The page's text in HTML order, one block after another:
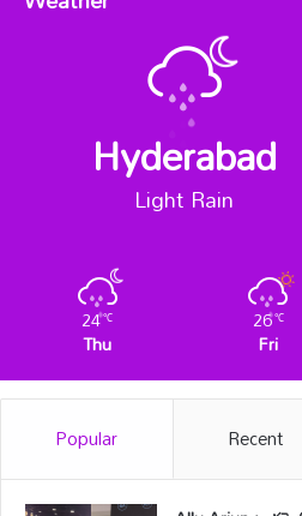
Hyderabad
Light Rain
24℃
Thu
26℃
Fri
Popular Recent